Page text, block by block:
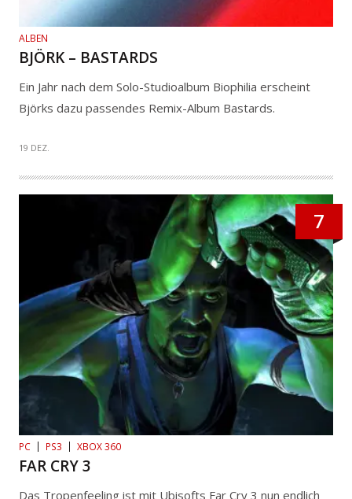
ALBEN
BJÖRK – BASTARDS
Ein Jahr nach dem Solo-Studioalbum Biophilia erscheint
Björks dazu passendes Remix-Album Bastards.
19 DEZ.
7
PC PS3 XBOX 360
FAR CRY 3
Das Tropenfeeling ist mit Ubisofts Far Cry 3 nun endlich